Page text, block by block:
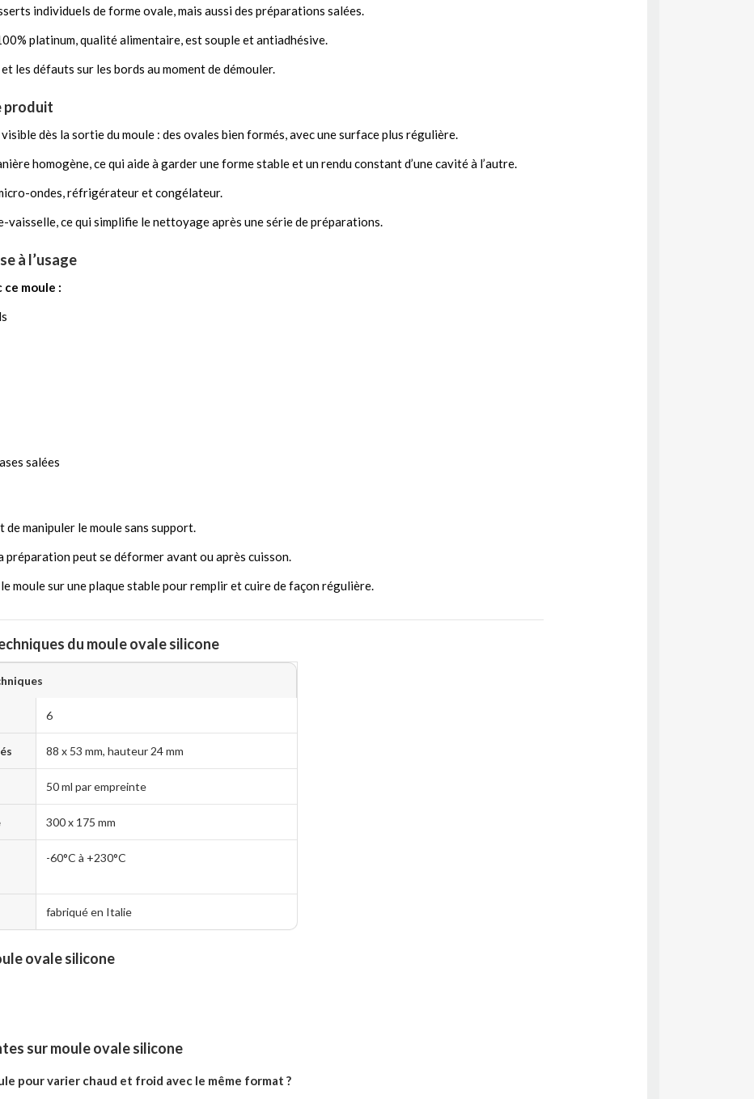
individuels de forme ovale, mais aussi des préparations salées.
platinum, qualité alimentaire, est souple et antiadhésive.
les défauts sur les bords au moment de démouler.
produit
dès la sortie du moule : des ovales bien formés, avec une surface plus régulière.
homogène, ce qui aide à garder une forme stable et un rendu constant d’une cavité à l’autre.
ondes, réfrigérateur et congélateur.
vaisselle, ce qui simplifie le nettoyage après une série de préparations.
à l’usage
ce moule :
salées
manipuler le moule sans support.
préparation peut se déformer avant ou après cuisson.
moule sur une plaque stable pour remplir et cuire de façon régulière.
du moule ovale silicone
6
88 x 53 mm, hauteur 24 mm
50 ml par empreinte
300 x 175 mm
-60°C à +230°C
fabriqué en Italie
ovale silicone
sur moule ovale silicone
pour varier chaud et froid avec le même format ?